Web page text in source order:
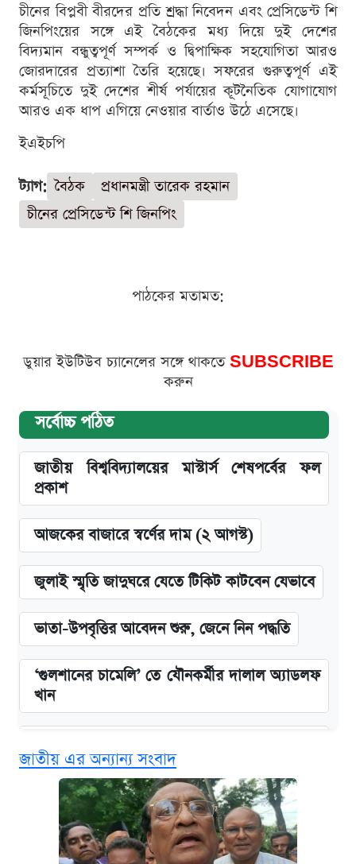
চীনের বিপ্লবী বীরদের প্রতি শ্রদ্ধা নিবেদন এবং প্রেসিডেন্ট শি
জিনপিংয়ের সঙ্গে এই বৈঠকের মধ্য দিয়ে দুই দেশের
বিদ্যমান বন্ধুত্বপূর্ণ সম্পর্ক ও দ্বিপাক্ষিক সহযোগিতা আরও
জোরদারের প্রত্যাশা তৈরি হয়েছে। সফরের গুরুত্বপূর্ণ এই
কর্মসূচিতে দুই দেশের শীর্ষ পর্যায়ের কূটনৈতিক যোগাযোগ
আরও এক ধাপ এগিয়ে নেওয়ার বার্তাও উঠে এসেছে।
ইএইচপি
ট্যাগ: বৈঠক
প্রধানমন্ত্রী তারেক রহমান
চীনের প্রেসিডেন্ট শি জিনপিং
পাঠকের মতামত:
ডুয়ার ইউটিউব চ্যানেলের সঙ্গে থাকতে SUBSCRIBE
করুন
সর্বোচ্চ পঠিত
জাতীয় বিশ্ববিদ্যালয়ের মাস্টার্স শেষপর্বের ফল
প্রকাশ
আজকের বাজারে স্বর্ণের দাম (২ আগস্ট)
জুলাই স্মৃতি জাদুঘরে যেতে টিকিট কাটবেন যেভাবে
ভাতা-উপবৃত্তির আবেদন শুরু, জেনে নিন পদ্ধতি
‘গুলশানের চামেলি’ তে যৌনকর্মীর দালাল অ্যাডলফ
খান
দাম ও ফিচার
কবে শুরু হচ্ছে ঢাবির ভর্তি আবেদন, জানাল কর্তৃপক্ষ
নবম জাতীয় পে-স্কেল নিয়ে সর্বশেষ যা জানা গেল
জাতীয় এর অন্যান্য সংবাদ